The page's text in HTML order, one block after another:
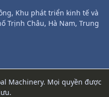
Khu phát triển kinh tế và
Trịnh Châu, Hà Nam, Trung
Machinery. Mọi quyền được